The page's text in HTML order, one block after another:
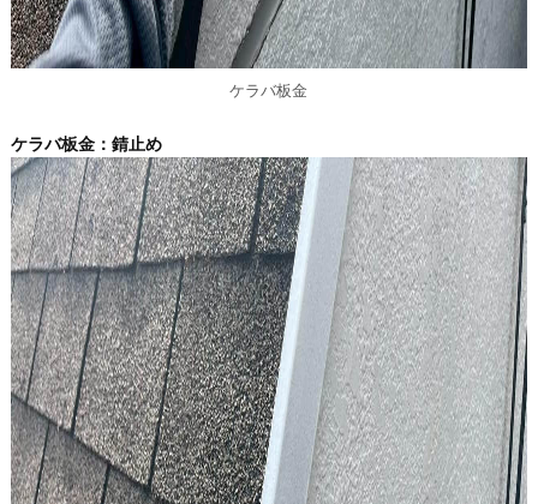
ケラバ板金
ケラバ板金：錆止め